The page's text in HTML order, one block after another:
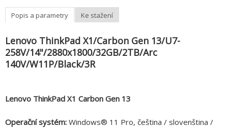
Popis a parametry Ke stažení
Lenovo ThinkPad X1/Carbon Gen 13/U7-
258V/14"/2880x1800/32GB/2TB/Arc
140V/W11P/Black/3R
Lenovo ThinkPad X1 Carbon Gen 13
Operační systém: Windows® 11 Pro, čeština / slovenština /